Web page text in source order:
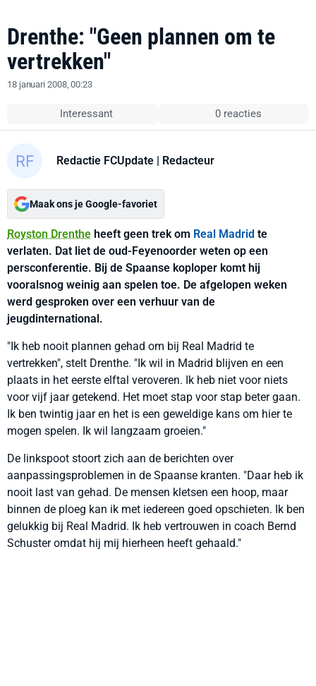
Drenthe: "Geen plannen om te
vertrekken"
18 januari 2008, 00:23
Interessant 0 reacties
Redactie FCUpdate | Redacteur
Maak ons je Google-favoriet
Royston Drenthe heeft geen trek om Real Madrid te
verlaten. Dat liet de oud-Feyenoorder weten op een
persconferentie. Bij de Spaanse koploper komt hij
vooralsnog weinig aan spelen toe. De afgelopen weken
werd gesproken over een verhuur van de
jeugdinternational.
"Ik heb nooit plannen gehad om bij Real Madrid te
vertrekken", stelt Drenthe. "Ik wil in Madrid blijven en een
plaats in het eerste elftal veroveren. Ik heb niet voor niets
voor vijf jaar getekend. Het moet stap voor stap beter gaan.
Ik ben twintig jaar en het is een geweldige kans om hier te
mogen spelen. Ik wil langzaam groeien."
De linkspoot stoort zich aan de berichten over
aanpassingsproblemen in de Spaanse kranten. "Daar heb ik
nooit last van gehad. De mensen kletsen een hoop, maar
binnen de ploeg kan ik met iedereen goed opschieten. Ik ben
gelukkig bij Real Madrid. Ik heb vertrouwen in coach Bernd
Schuster omdat hij mij hierheen heeft gehaald."